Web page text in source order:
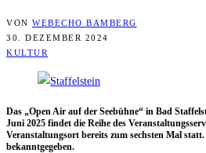
VON WEBECHO BAMBERG
30. DEZEMBER 2024
KULTUR
Das „Open Air auf der See­büh­ne“ in Bad
Juni 2025 fin­det die Rei­he des
Ver­an­stal­tungs­ort bereits zum sechs­ten Mal
bekanntgegeben.